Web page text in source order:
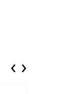
‹ ›